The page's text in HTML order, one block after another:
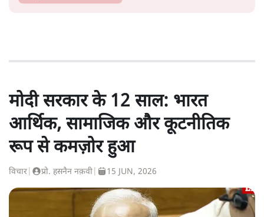
मोदी सरकार के 12 साल: भारत
आर्थिक, सामाजिक और कूटनीतिक
रूप से कमज़ोर हुआ
विचार प्रो. हसनैन नक़वी 15 JUN, 2026